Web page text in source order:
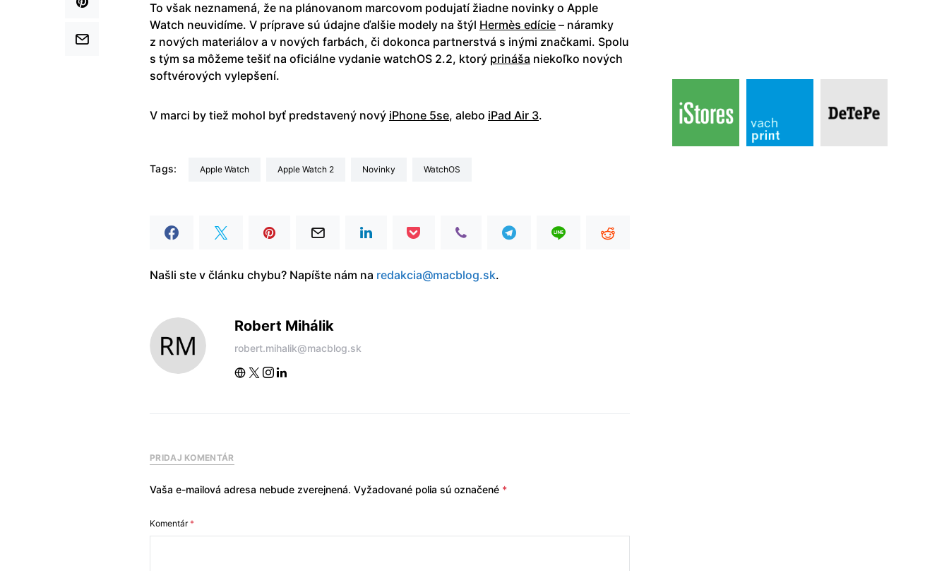
To však neznamená, že na plánovanom marcovom podujatí žiadne novinky o Apple
Watch neuvidíme. V príprave sú údajne ďalšie modely na štýl Hermès edície – náramky
z nových materiálov a v nových farbách, či dokonca partnerstvá s inými značkami. Spolu
s tým sa môžeme tešiť na oficiálne vydanie watchOS 2.2, ktorý prináša niekoľko nových
softvérových vylepšení.
V marci by tiež mohol byť predstavený nový iPhone 5se, alebo iPad Air 3.
Tags: Apple Watch Apple Watch 2 Novinky watchOS
Našli ste v článku chybu? Napíšte nám na redakcia@macblog.sk.
Robert Mihálik
robert.mihalik@macblog.sk
PRIDAJ KOMENTÁR
Vaša e-mailová adresa nebude zverejnená. Vyžadované polia sú označené *
Komentár*